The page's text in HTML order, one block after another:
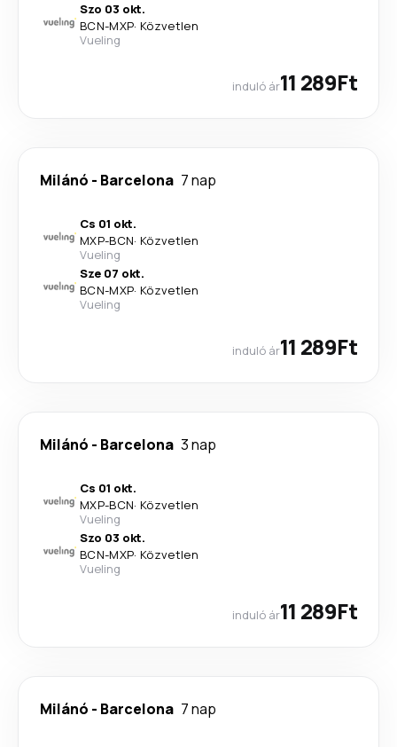
Szo 03 okt.
BCN-MXP· Közvetlen
Vueling
induló ár11 289Ft
Milánó - Barcelona 7 nap
Cs 01 okt.
MXP-BCN· Közvetlen
Vueling
Sze 07 okt.
BCN-MXP· Közvetlen
Vueling
induló ár11 289Ft
Milánó - Barcelona 3 nap
Cs 01 okt.
MXP-BCN· Közvetlen
Vueling
Szo 03 okt.
BCN-MXP· Közvetlen
Vueling
induló ár11 289Ft
Milánó - Barcelona 7 nap